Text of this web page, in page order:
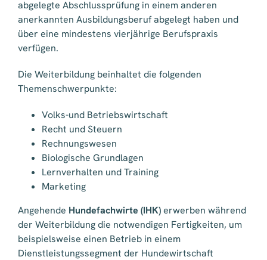
abgelegte Abschlussprüfung in einem anderen
anerkannten Ausbildungsberuf abgelegt haben und
über eine mindestens vierjährige Berufspraxis
verfügen.
Die Weiterbildung beinhaltet die folgenden
Themenschwerpunkte:
Volks-und Betriebswirtschaft
Recht und Steuern
Rechnungswesen
Biologische Grundlagen
Lernverhalten und Training
Marketing
Angehende Hundefachwirte (IHK)erwerben während
der Weiterbildung die notwendigen Fertigkeiten, um
beispielsweise einen Betrieb in einem
Dienstleistungssegment der Hundewirtschaft